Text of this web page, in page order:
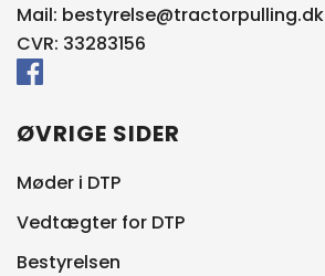
Mail: bestyrelse@tractorpulling.dk
CVR: 33283156
ØVRIGE SIDER
Møder i DTP
Vedtægter for DTP
Bestyrelsen